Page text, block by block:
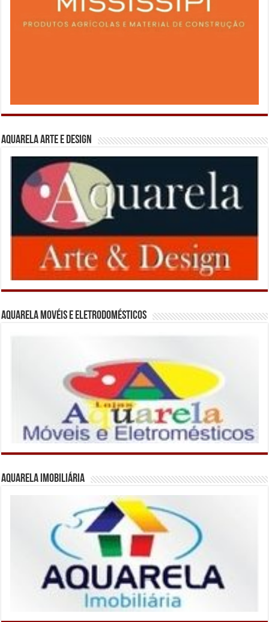
Aquarela Arte e Design
Aquarela Movéis e Eletrodomésticos
Aquarela Imobiliária